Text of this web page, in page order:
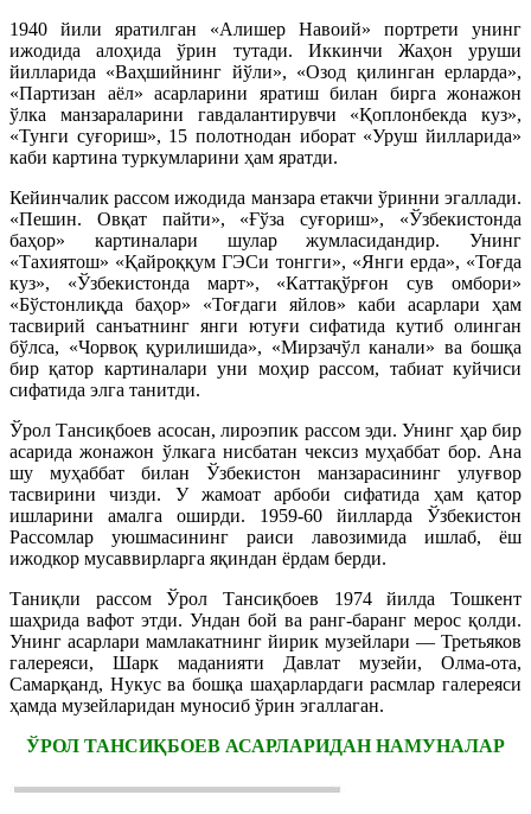
1940 йили яратилган «Алишер Навоий» портрети унинг
ижодида алоҳида ўрин тутади. Иккинчи Жаҳон уруши
йилларида «Ваҳшийнинг йўли», «Озод қилинган ерларда»,
«Партизан аёл» асарларини яратиш билан бирга жонажон
ўлка манзараларини гавдалантирувчи «Қоплонбекда куз»,
«Тунги суғориш», 15 полотнодан иборат «Уруш йилларида»
каби картина туркумларини ҳам яратди.
Кейинчалик рассом ижодида манзара етакчи ўринни эгаллади.
«Пешин. Овқат пайти», «Ғўза суғориш», «Ўзбекистонда
баҳор» картиналари шулар жумласидандир. Унинг
«Тахиятош» «Қайроққум ГЭСи тонгги», «Янги ерда», «Тоғда
куз», «Ўзбекистонда март», «Каттақўрғон сув омбори»
«Бўстонлиқда баҳор» «Тоғдаги яйлов» каби асарлари ҳам
тасвирий санъатнинг янги ютуғи сифатида кутиб олинган
бўлса, «Чорвоқ қурилишида», «Мирзачўл канали» ва бошқа
бир қатор картиналари уни моҳир рассом, табиат куйчиси
сифатида элга танитди.
Ўрол Тансиқбоев асосан, лироэпик рассом эди. Унинг ҳар бир
асарида жонажон ўлкага нисбатан чексиз муҳаббат бор. Ана
шу муҳаббат билан Ўзбекистон манзарасининг улуғвор
тасвирини чизди. У жамоат арбоби сифатида ҳам қатор
ишларини амалга оширди. 1959-60 йилларда Ўзбекистон
Рассомлар уюшмасининг раиси лавозимида ишлаб, ёш
ижодкор мусаввирларга яқиндан ёрдам берди.
Таниқли рассом Ўрол Тансиқбоев 1974 йилда Тошкент
шаҳрида вафот этди. Ундан бой ва ранг-баранг мерос қолди.
Унинг асарлари мамлакатнинг йирик музейлари — Третьяков
галереяси, Шарк маданияти Давлат музейи, Олма-ота,
Самарқанд, Нукус ва бошқа шаҳарлардаги расмлар галереяси
ҳамда музейларидан муносиб ўрин эгаллаган.
ЎРОЛ ТАНСИҚБОЕВ АСАРЛАРИДАН НАМУНАЛАР